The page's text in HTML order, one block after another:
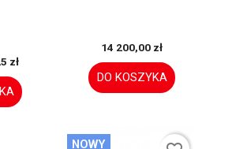
zł
14 200,00 zł
DO KOSZYKA
NOWY